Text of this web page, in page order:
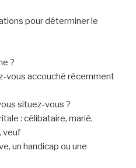
pour déterminer le
?
vous accouché récemment
situez-vous ?
: célibataire, marié,
veuf
un handicap ou une